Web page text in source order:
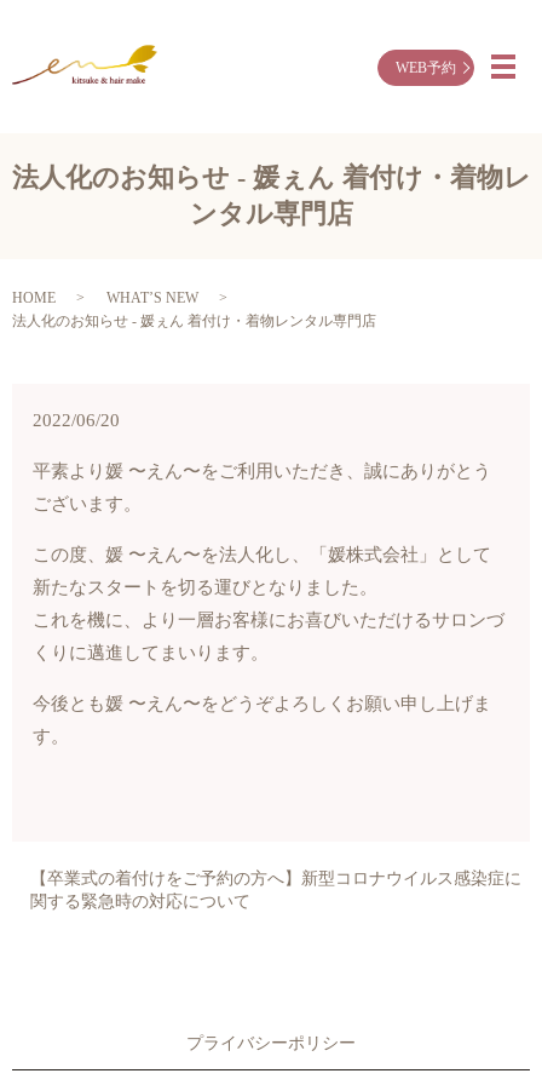
WEB予約 メ
法人化のお知らせ - 媛ぇん 着付け・着物レ
ンタル専門店
HOME
WHAT’S NEW
法人化のお知らせ - 媛ぇん 着付け・着物レンタル専門店
2022/06/20
平素より媛 〜えん〜をご利用いただき、誠にありがとう
ございます。
この度、媛 〜えん〜を法人化し、「媛株式会社」として
新たなスタートを切る運びとなりました。
これを機に、より一層お客様にお喜びいただけるサロンづ
くりに邁進してまいります。
今後とも媛 〜えん〜をどうぞよろしくお願い申し上げま
す。
【卒業式の着付けをご予約の方へ】新型コロナウイルス感染症に
関する緊急時の対応について
プライバシーポリシー